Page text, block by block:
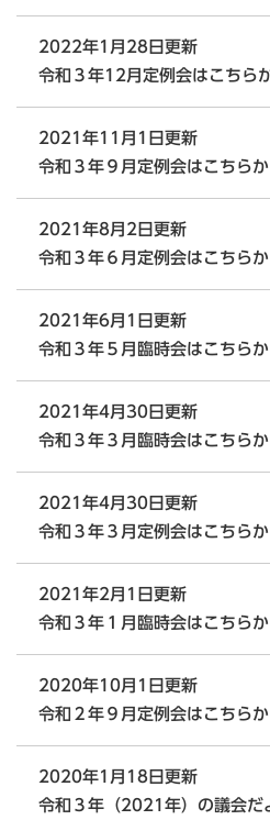
2022年1月28日更新
令和３年12月定例会はこちら
2021年11月1日更新
令和３年９月定例会はこちら
2021年8月2日更新
令和３年６月定例会はこちら
2021年6月1日更新
令和３年５月臨時会はこちら
2021年4月30日更新
令和３年３月臨時会はこちら
2021年4月30日更新
令和３年３月定例会はこちら
2021年2月1日更新
令和３年１月臨時会はこちら
2020年10月1日更新
令和２年９月定例会はこちら
2020年1月18日更新
令和３年（2021年）の議会だ